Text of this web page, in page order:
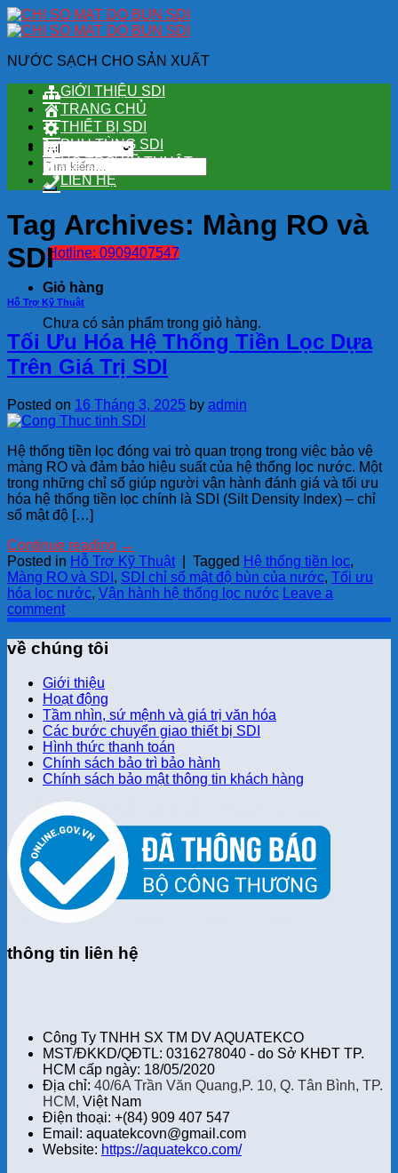
Skip
to
NƯỚC SẠCH CHO SẢN XUẤT
Tìm
kiếm:
Hotline: 0909407547
Giỏ hàng
Chưa có sản phẩm trong giỏ hàng.
GIỚI THIỆU SDI
TRANG CHỦ
THIẾT BỊ SDI
PHỤ TÙNG SDI
HỖ TRỢ KỸ THUẬT
LIÊN HỆ
Tag Archives: Màng RO và
SDI
Hỗ Trợ Kỹ Thuật
Tối Ưu Hóa Hệ Thống Tiền Lọc Dựa
Trên Giá Trị SDI
Posted on 16 Tháng 3, 2025 by admin
Hệ thống tiền lọc đóng vai trò quan trọng trong việc bảo vệ
màng RO và đảm bảo hiệu suất của hệ thống lọc nước. Một
trong những chỉ số giúp người vận hành đánh giá và tối ưu
hóa hệ thống tiền lọc chính là SDI (Silt Density Index) – chỉ
số mật độ […]
Continue reading →
Posted in Hỗ Trợ Kỹ Thuật Tagged Hệ thống tiền lọc,
Màng RO và SDI , SDI chỉ số mật độ bùn của nước, Tối ưu
hóa lọc nước, Vận hành hệ thống lọc nước Leave a
comment
về chúng tôi
Giới thiệu
Hoạt động
Tầm nhìn, sứ mệnh và giá trị văn hóa
Các bước chuyển giao thiết bị SDI
Hình thức thanh toán
Chính sách bảo trì bảo hành
Chính sách bảo mật thông tin khách hàng
thông tin liên hệ
Công Ty TNHH SX TM DV AQUATEKCO
MST/ĐKKD/QĐTL: 0316278040 - do Sở KHĐT TP.
HCM cấp ngày: 18/05/2020
Địa chỉ: 40/6A Trần Văn Quang,P. 10, Q. Tân Bình, TP.
HCM, Việt Nam
Điện thoại: +(84) 909 407 547
Email: aquatekcovn@gmail.com
Website: https://aquatekco.com/